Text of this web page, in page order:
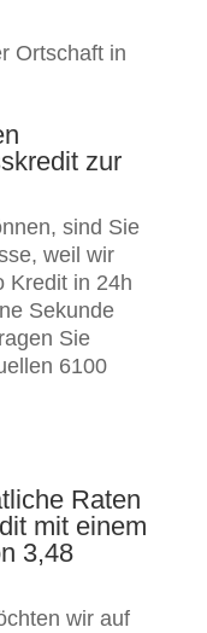
Ortschaft in
zur
sind Sie
weil wir
Kredit in 24h
Sekunde
Sie
6100
Raten
mit einem
3,48
wir auf